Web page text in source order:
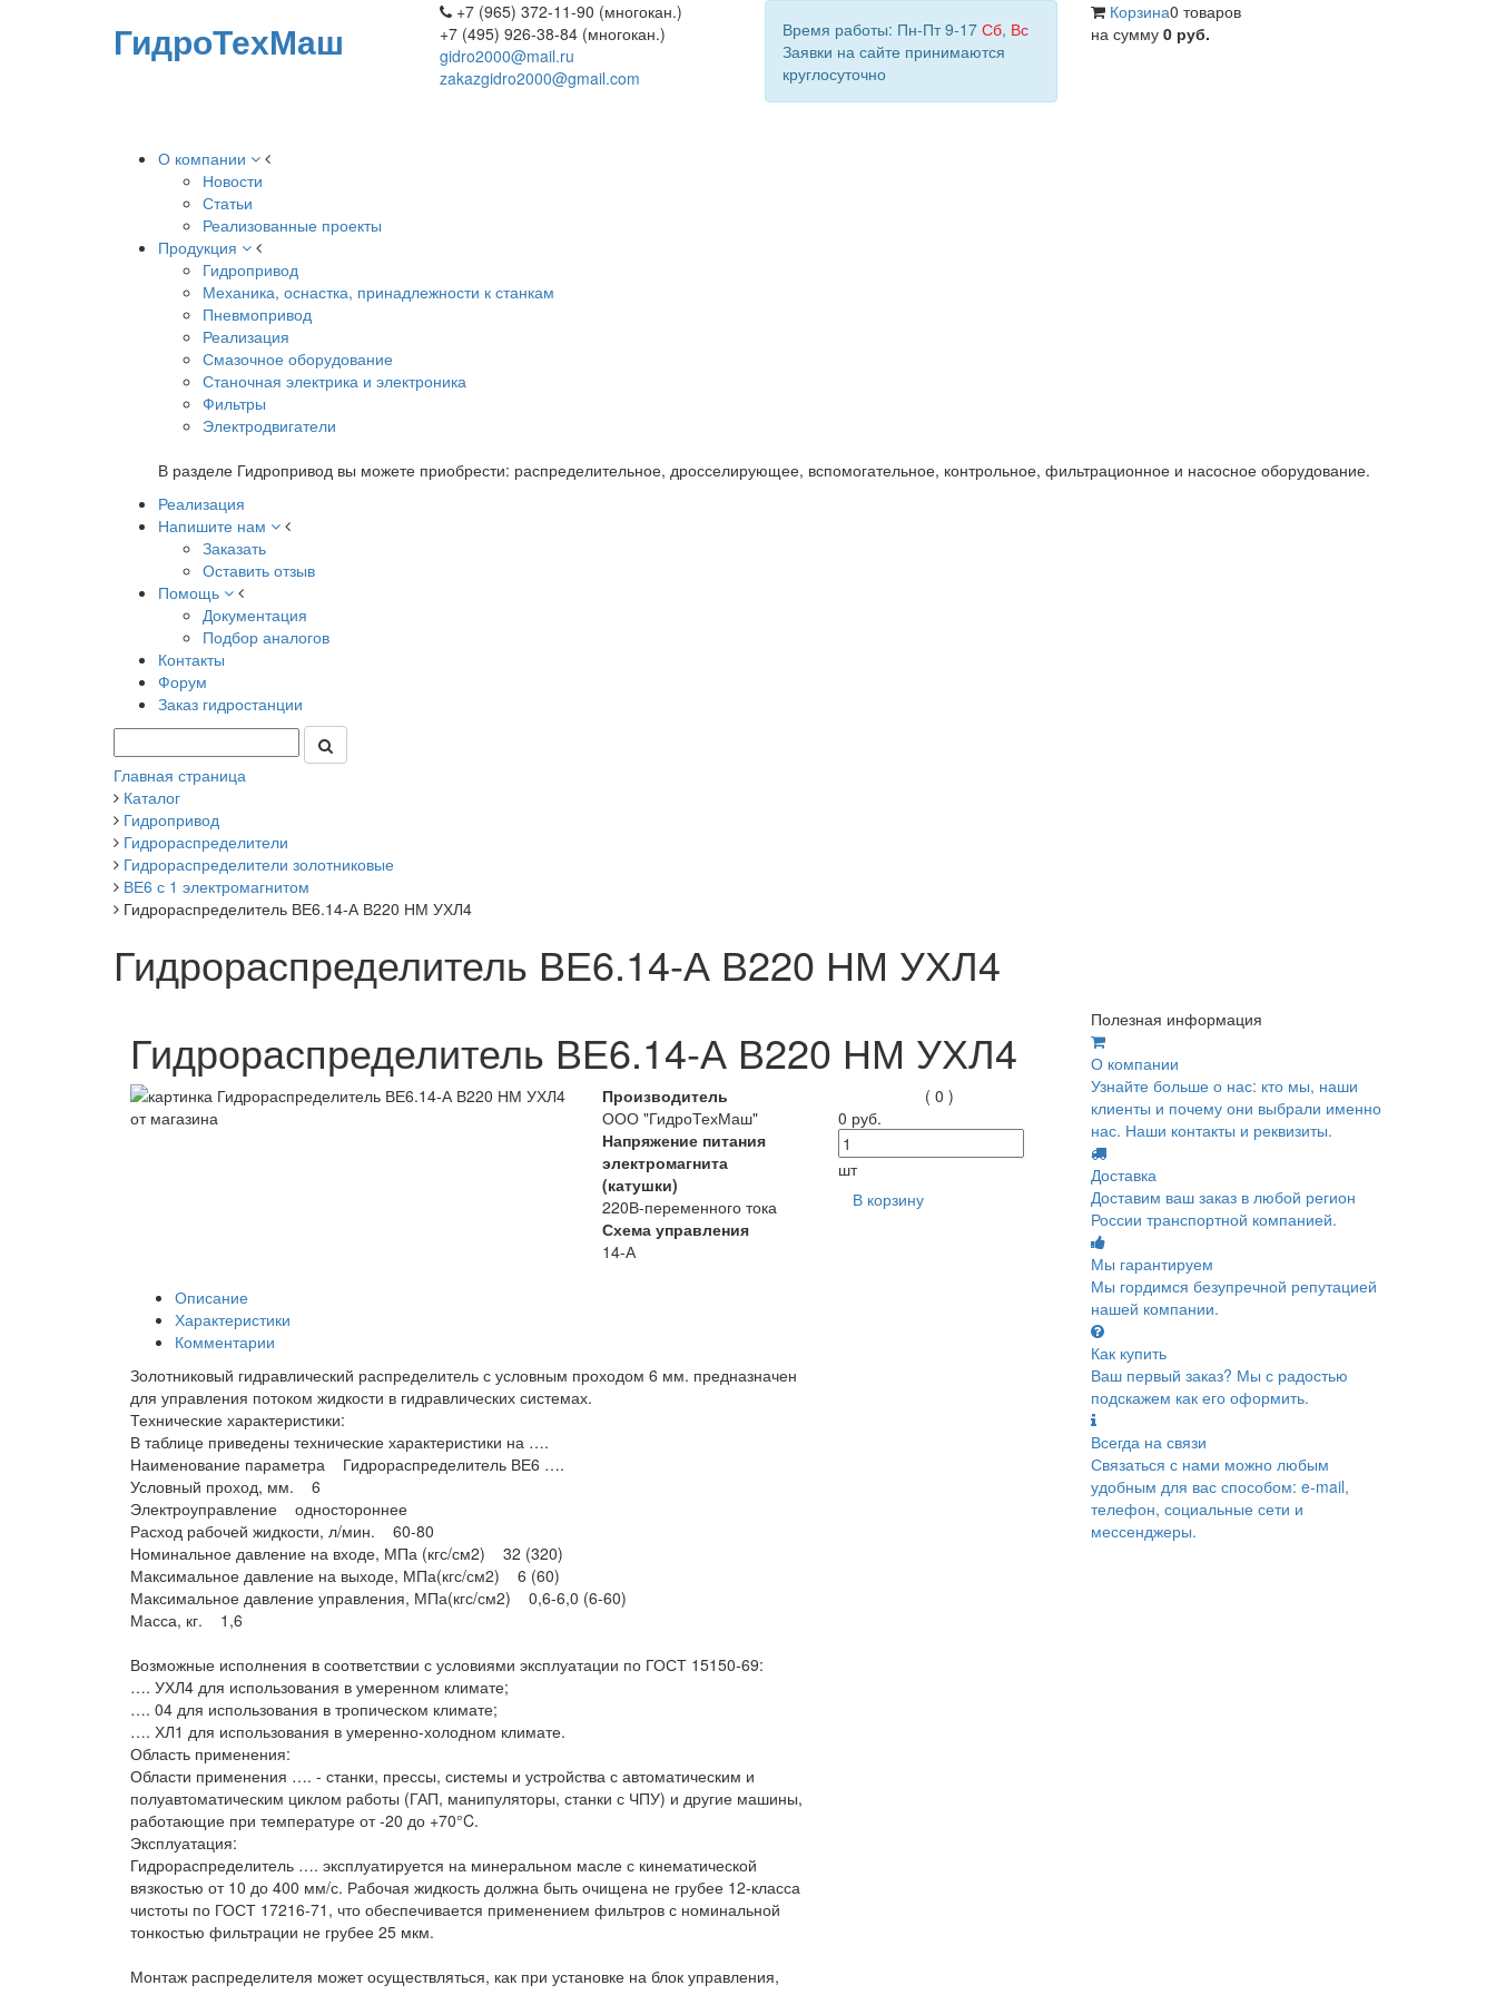
ГидроТехМаш
+7 (965) 372-11-90 (многокан.)
+7 (495) 926-38-84 (многокан.)
gidro2000@mail.ru
zakazgidro2000@gmail.com
Время работы: Пн-Пт 9-17 Сб, Вс
Заявки на сайте принимаются
круглосуточно
Корзина0 товаров
на сумму 0 руб.
О компании
Новости
Статьи
Реализованные проекты
Продукция
Гидропривод
Механика, оснастка, принадлежности к станкам
Пневмопривод
Реализация
Смазочное оборудование
Станочная электрика и электроника
Фильтры
Электродвигатели
В разделе Гидропривод вы можете приобрести: распределительное, дросселирующее, вспомогательное, контрольное, фильтрационное и насосное оборудование.
Реализация
Напишите нам
Заказать
Оставить отзыв
Помощь
Документация
Подбор аналогов
Контакты
Форум
Заказ гидростанции
Главная страница
Каталог
Гидропривод
Гидрораспределители
Гидрораспределители золотниковые
ВЕ6 с 1 электромагнитом
Гидрораспределитель ВЕ6.14-А В220 НМ УХЛ4
Гидрораспределитель ВЕ6.14-А В220 НМ УХЛ4
Гидрораспределитель ВЕ6.14-А В220 НМ УХЛ4
Производитель
ООО "ГидроТехМаш"
Напряжение питания
электромагнита
(катушки)
220В-переменного тока
Схема управления
14-А
( 0 )
0 руб.
шт
В корзину
Описание
Характеристики
Комментарии
Золотниковый гидравлический распределитель с условным проходом 6 мм. предназначен
для управления потоком жидкости в гидравлических системах.
Технические характеристики:
В таблице приведены технические характеристики на ….
Наименование параметра Гидрораспределитель ВЕ6 ….
Условный проход, мм. 6
Электроуправление одностороннее
Расход рабочей жидкости, л/мин. 60-80
Номинальное давление на входе, МПа (кгс/см2) 32 (320)
Максимальное давление на выходе, МПа(кгс/см2) 6 (60)
Максимальное давление управления, МПа(кгс/см2) 0,6-6,0 (6-60)
Масса, кг. 1,6
Возможные исполнения в соответствии с условиями эксплуатации по ГОСТ 15150-69:
…. УХЛ4 для использования в умеренном климате;
…. 04 для использования в тропическом климате;
…. ХЛ1 для использования в умеренно-холодном климате.
Область применения:
Области применения …. - станки, прессы, системы и устройства с автоматическим и
полуавтоматическим циклом работы (ГАП, манипуляторы, станки с ЧПУ) и другие машины,
работающие при температуре от -20 до +70°C.
Эксплуатация:
Гидрораспределитель …. эксплуатируется на минеральном масле с кинематической
вязкостью от 10 до 400 мм/с. Рабочая жидкость должна быть очищена не грубее 12-класса
чистоты по ГОСТ 17216-71, что обеспечивается применением фильтров с номинальной
тонкостью фильтрации не грубее 25 мкм.
Монтаж распределителя может осуществляться, как при установке на блок управления,
Полезная информация
О компании
Узнайте больше о нас: кто мы, наши
клиенты и почему они выбрали именно
нас. Наши контакты и реквизиты.
Доставка
Доставим ваш заказ в любой регион
России транспортной компанией.
Мы гарантируем
Мы гордимся безупречной репутацией
нашей компании.
Как купить
Ваш первый заказ? Мы с радостью
подскажем как его оформить.
Всегда на связи
Связаться с нами можно любым
удобным для вас способом: e-mail,
телефон, социальные сети и
мессенджеры.